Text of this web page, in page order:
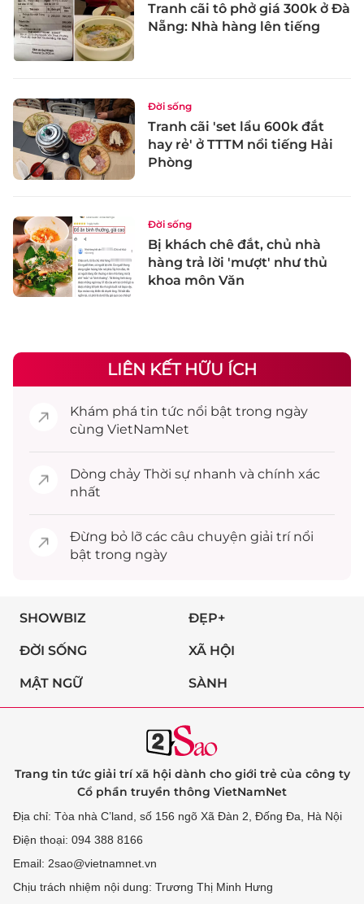
Tranh cãi tô phở giá 300k ở Đà
Nẵng: Nhà hàng lên tiếng
Đời sống
Tranh cãi 'set lẩu 600k đắt
hay rẻ' ở TTTM nổi tiếng Hải
Phòng
Đời sống
Bị khách chê đắt, chủ nhà
hàng trả lời 'mượt' như thủ
khoa môn Văn
LIÊN KẾT HỮU ÍCH
Khám phá tin tức nổi bật trong ngày
cùng VietNamNet
Dòng chảy Thời sự nhanh và chính xác
nhất
Đừng bỏ lỡ các câu chuyện giải trínổi
bật trong ngày
SHOWBIZ ĐẸP+
ĐỜI SỐNG XÃ HỘI
MẬT NGỮ SÀNH
Trang tin tức giải trí xã hội dành cho giới trẻ của công ty
Cổ phần truyền thông VietNamNet
Địa chỉ: Tòa nhà C’land, số 156 ngõ Xã Đàn 2, Đống Đa, Hà Nội
Điện thoại: 094 388 8166
Email: 2sao@vietnamnet.vn
Chịu trách nhiệm nội dung: Trương Thị Minh Hưng